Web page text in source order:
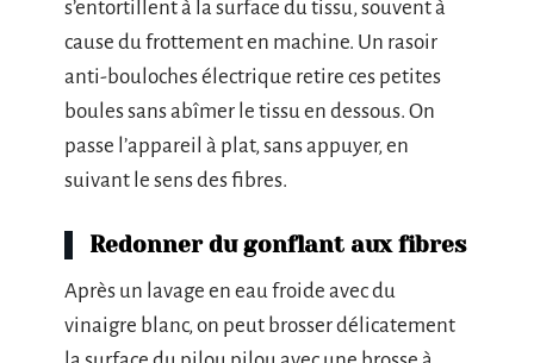
s’entortillent à la surface du tissu, souvent à
cause du frottement en machine. Un rasoir
anti-bouloches électrique retire ces petites
boules sans abîmer le tissu en dessous. On
passe l’appareil à plat, sans appuyer, en
suivant le sens des fibres.
Redonner du gonflant aux fibres
Après un lavage en eau froide avec du
vinaigre blanc, on peut brosser délicatement